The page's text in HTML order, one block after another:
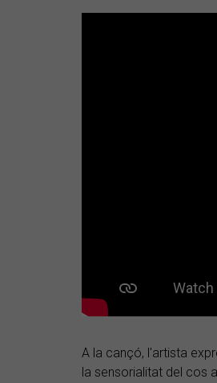
A la cançó, l'artista
la sensorialitat del cos